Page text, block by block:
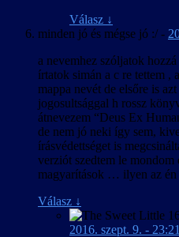
Válasz ↓
minden jó és mégse jó :/ -
a nevemhez szóljatok
írtatok simán a c re tettem ,
mappa nevét de elsőre is
jogosultsággal h rossz
átnevezem “Deus Ex
de nem jó neki így sem,
írásvédettséget is
verziót szedtem le
magyarítások … ilyen az én
Válasz ↓
2016. szept. 9. - 23:21